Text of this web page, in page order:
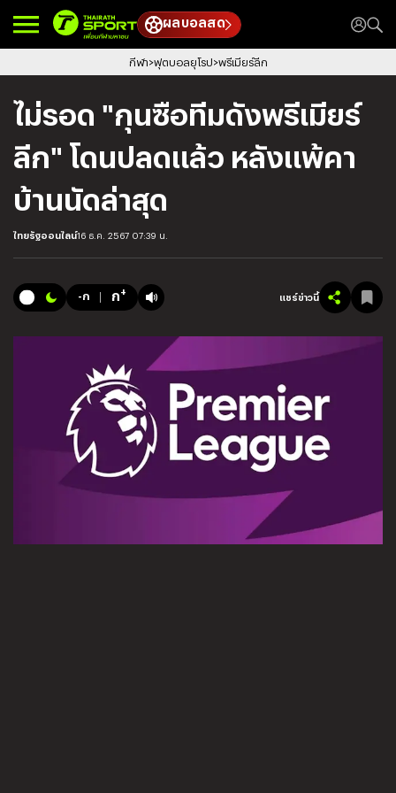
ผลบอลสด
กีฬา ฟุตบอลยุโรป พรีเมียร์ลีก
ไม่รอด "กุนซือทีมดังพรีเมียร์
ลีก" โดนปลดแล้ว หลังแพ้คา
บ้านนัดล่าสุด
ไทยรัฐออนไลน์16 ธ.ค. 2567 07:39 น.
-ก ก+ แชร์ข่าวนี้